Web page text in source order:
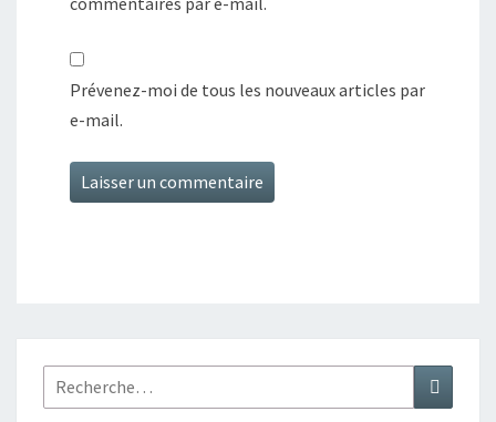
Prévenez-moi de tous les nouveaux articles par
e-mail.
Rechercher :